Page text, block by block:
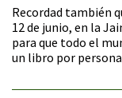
Recordad también
12 de junio, en la
para que todo el
un libro por